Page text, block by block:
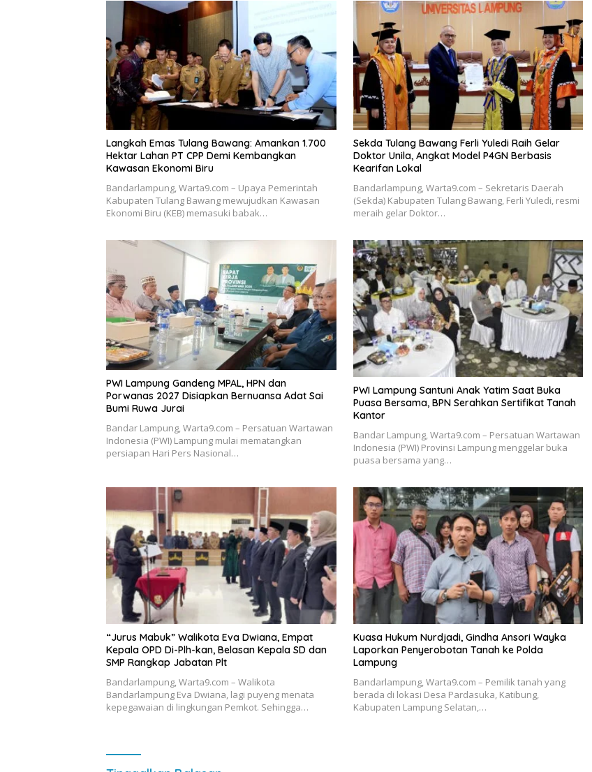
Langkah Emas Tulang Bawang: Amankan 1.700
Hektar Lahan PT CPP Demi Kembangkan
Kawasan Ekonomi Biru
Bandarlampung, Warta9.com – Upaya Pemerintah
Kabupaten Tulang Bawang mewujudkan Kawasan
Ekonomi Biru (KEB) memasuki babak…
Sekda Tulang Bawang Ferli Yuledi Raih Gelar
Doktor Unila, Angkat Model P4GN Berbasis
Kearifan Lokal
Bandarlampung, Warta9.com – Sekretaris Daerah
(Sekda) Kabupaten Tulang Bawang, Ferli Yuledi, resmi
meraih gelar Doktor…
PWI Lampung Gandeng MPAL, HPN dan
Porwanas 2027 Disiapkan Bernuansa Adat Sai
Bumi Ruwa Jurai
Bandar Lampung, Warta9.com – Persatuan Wartawan
Indonesia (PWI) Lampung mulai mematangkan
persiapan Hari Pers Nasional…
PWI Lampung Santuni Anak Yatim Saat Buka
Puasa Bersama, BPN Serahkan Sertifikat Tanah
Kantor
Bandar Lampung, Warta9.com – Persatuan Wartawan
Indonesia (PWI) Provinsi Lampung menggelar buka
puasa bersama yang…
“Jurus Mabuk” Walikota Eva Dwiana, Empat
Kepala OPD Di-Plh-kan, Belasan Kepala SD dan
SMP Rangkap Jabatan Plt
Bandarlampung, Warta9.com – Walikota
Bandarlampung Eva Dwiana, lagi puyeng menata
kepegawaian di lingkungan Pemkot. Sehingga…
Kuasa Hukum Nurdjadi, Gindha Ansori Wayka
Laporkan Penyerobotan Tanah ke Polda
Lampung
Bandarlampung, Warta9.com – Pemilik tanah yang
berada di lokasi Desa Pardasuka, Katibung,
Kabupaten Lampung Selatan,…